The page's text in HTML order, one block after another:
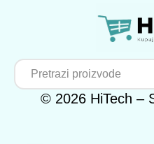
© 2026 HiTech –